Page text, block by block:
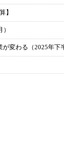
】
変わる（2025年下